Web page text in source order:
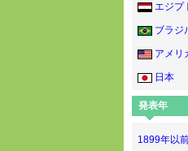
エジプ
ブラジ
アメリ
日本
発表年
1899年以